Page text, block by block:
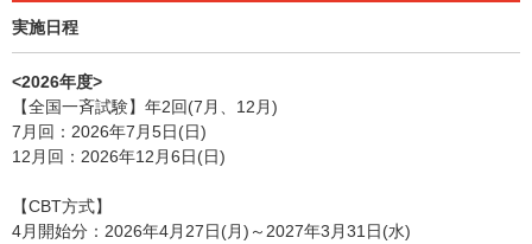
実施日程
<2026年度>
【全国一斉試験】年2回(7月、12月)
7月回：2026年7月5日(日)
12月回：2026年12月6日(日)
【CBT方式】
4月開始分：2026年4月27日(月)～2027年3月31日(水)